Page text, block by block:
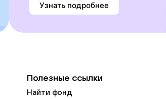
Узнать подробнее
Полезные ссылки
Найти фонд